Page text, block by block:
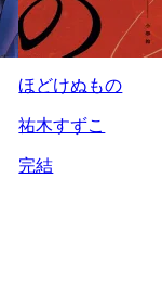
ほどけぬもの
祐木すずこ
完結